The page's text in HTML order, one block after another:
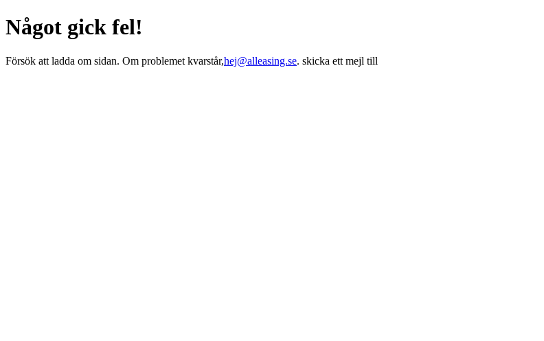
Något gick fel!
Försök att ladda om sidan. Om problemet kvarstår,hej@alleasing.se. skicka ett mejl till